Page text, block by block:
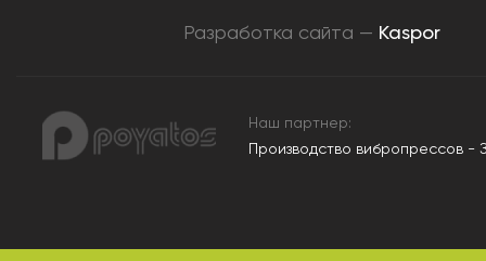
Разработка сайта — Kaspor
Наш партнер:
Производство вибропрессов -